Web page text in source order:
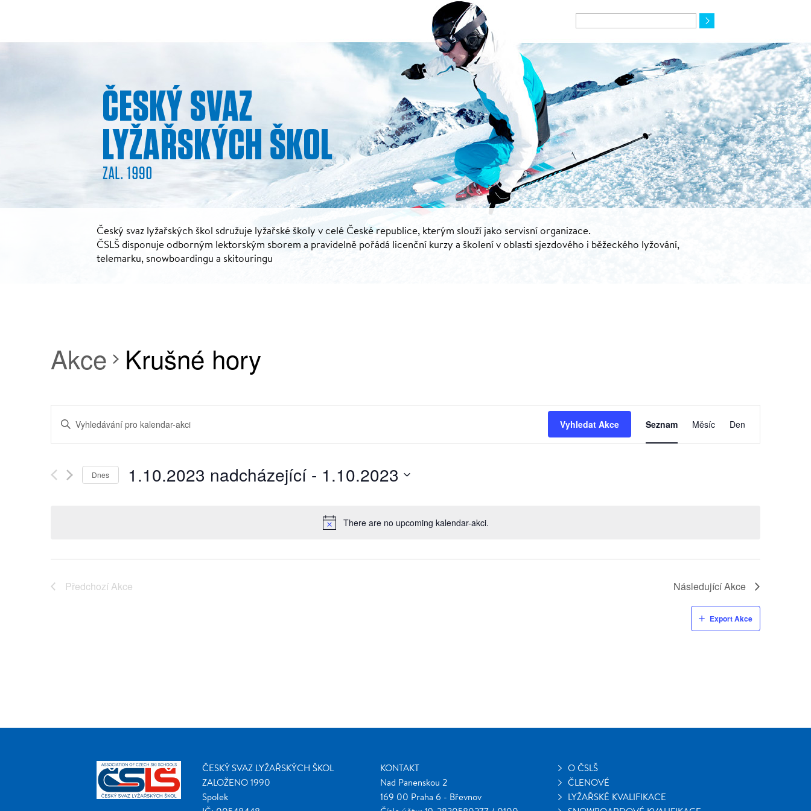
Český svaz lyžařských škol sdružuje lyžařské školy v celé České republice, kterým slouží jako servisní organizace.
ČSLŠ disponuje odborným lektorským sborem a pravidelně pořádá licenční kurzy a školení v oblasti sjezdového i běžeckého lyžování,
telemarku, snowboardingu a skitouringu
There are no upcoming kalendar-akci.
Akce Krušné hory
PRO
A
Enter
for
Akce
Vyhledat Akce
pro
Seznam Měsíc Den
Dnes 1.10.2023 nadcházející - 1.10.2023
PředchozíAkce NásledujícíAkce
Export Akce
ČESKÝ SVAZ LYŽAŘSKÝCH ŠKOL
ZALOŽENO 1990
Spolek
KONTAKT
Nad Panenskou 2
169 00 Praha 6 - Břevnov
O ČSLŠ
ČLENOVÉ
LYŽAŘSKÉ KVALIFIKACE